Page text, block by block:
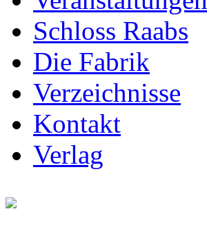
Schloss Raabs
Die Fabrik
Verzeichnisse
Kontakt
Verlag